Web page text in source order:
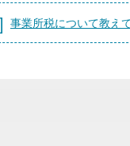
事業所税について教え